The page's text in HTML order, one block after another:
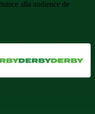
alla audience de